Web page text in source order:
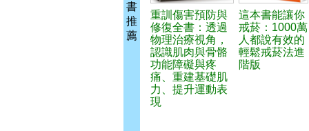
書
推
薦
重訓傷害預防與
修復全書：透過
物理治療視角，
認識肌肉與骨骼
功能障礙與疼
痛、重建基礎肌
力、提升運動表
現
這本書能讓你
戒菸：1000萬
人都說有效的
輕鬆戒菸法進
階版